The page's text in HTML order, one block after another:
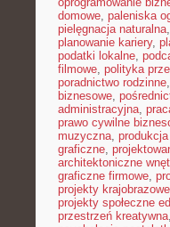
domowe, paleniska
pielęgnacja naturalna,
planowanie kariery,
podatki lokalne,
filmowe, polityka
poradnictwo rodzinne,
biznesowe,
administracyjna,
prawo cywilne
muzyczna,
graficzne,
architektoniczne
graficzne firmowe,
projekty
projekty społeczne
przestrzeń kreatywna,